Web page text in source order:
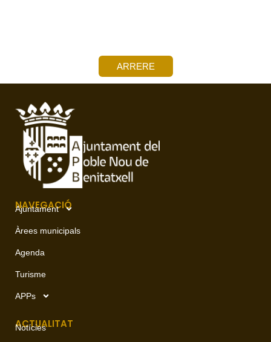
ARRERE
NAVEGACIÓ
Ajuntament
Àrees municipals
Agenda
Turisme
APPs
ACTUALITAT
Notícies